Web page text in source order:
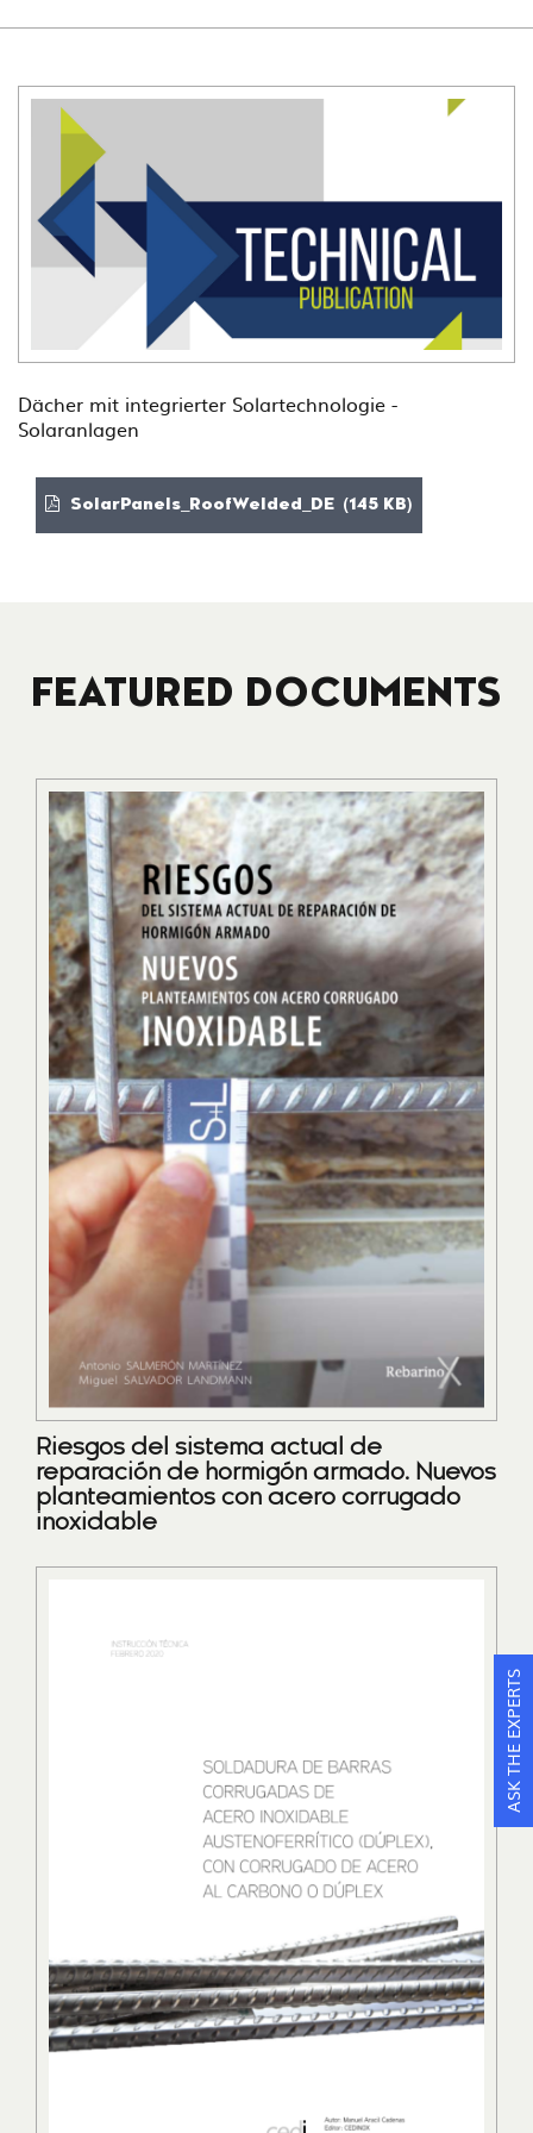
Dächer mit integrierter Solartechnologie -
Solaranlagen
SolarPanels_RoofWelded_DE (145 KB)
FEATURED DOCUMENTS
Riesgos del sistema actual de
reparación de hormigón armado. Nuevos
planteamientos con acero corrugado
inoxidable
ASK THE EXPERTS